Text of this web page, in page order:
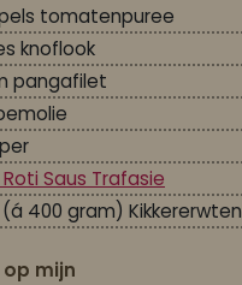
tomatenpuree
knoflook
pangafilet
Roti Saus Trafasie
(á 400 gram) Kikkererwten
mijn